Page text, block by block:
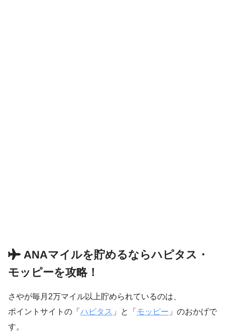
ANAマイルを貯めるならハピタス・
モッピーを攻略！
さやが毎月2万マイル以上貯められているのは、
ポイントサイトの「 ハピタス 」と「 モッピー 」のおかげで
す。